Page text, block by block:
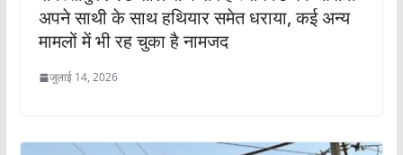
अपने साथी के साथ हथियार समेत धराया, कई अन्य
मामलों में भी रह चुका है नामजद
जुलाई 14, 2026